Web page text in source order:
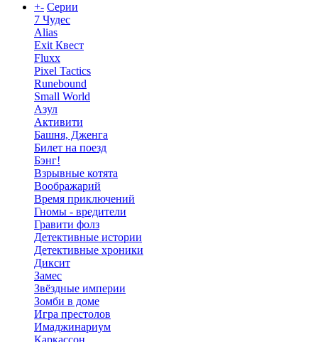
+- Серии
7 Чудес
Alias
Exit Квест
Fluxx
Pixel Tactics
Runebound
Small World
Азул
Активити
Башня, Дженга
Билет на поезд
Бэнг!
Взрывные котята
Воображарий
Время приключений
Гномы - вредители
Гравити фолз
Детективные истории
Детективные хроники
Диксит
Замес
Звёздные империи
Зомби в доме
Игра престолов
Имаджинариум